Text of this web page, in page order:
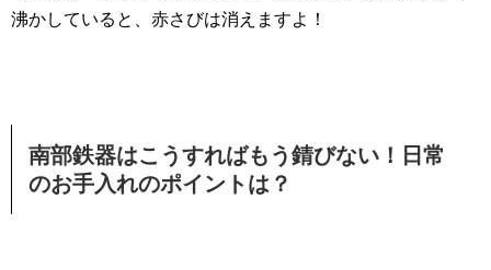
沸かしていると、赤さびは消えますよ！
南部鉄器はこうすればもう錆びない！日常
のお手入れのポイントは？